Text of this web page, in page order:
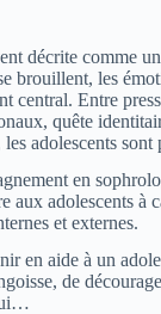
décrite comme
brouillent, les
central. Entre
quête
adolescents sont
en
aux adolescents à
et externes.
en aide à un
de